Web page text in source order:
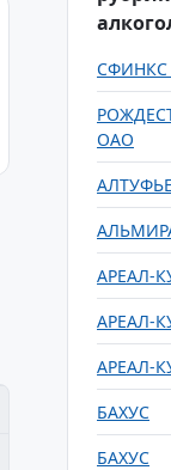
ОАО
АРЕАЛ-
АРЕАЛ-
АРЕАЛ-
БАХУС
БАХУС